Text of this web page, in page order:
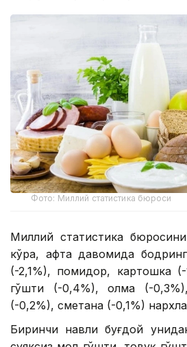
Фото: Миллий статистика бюроси
Миллий статистика
кўра, ҳафта давомида
(-2,1%), помидор, картошка
гўшти (-0,4%), олма (-
(-0,2%), сметана (-0,1%)
Биринчи навли буғдой